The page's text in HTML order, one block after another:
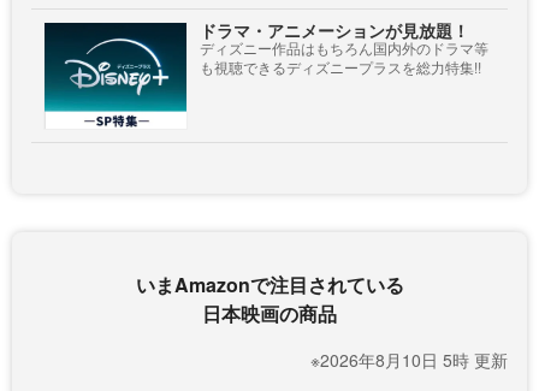
ドラマ・アニメーションが見放題！
ディズニー作品はもちろん国内外のドラマ等
も視聴できるディズニープラスを総力特集!!
いまAmazonで注目されている
日本映画の商品
※2026年8月10日 5時 更新